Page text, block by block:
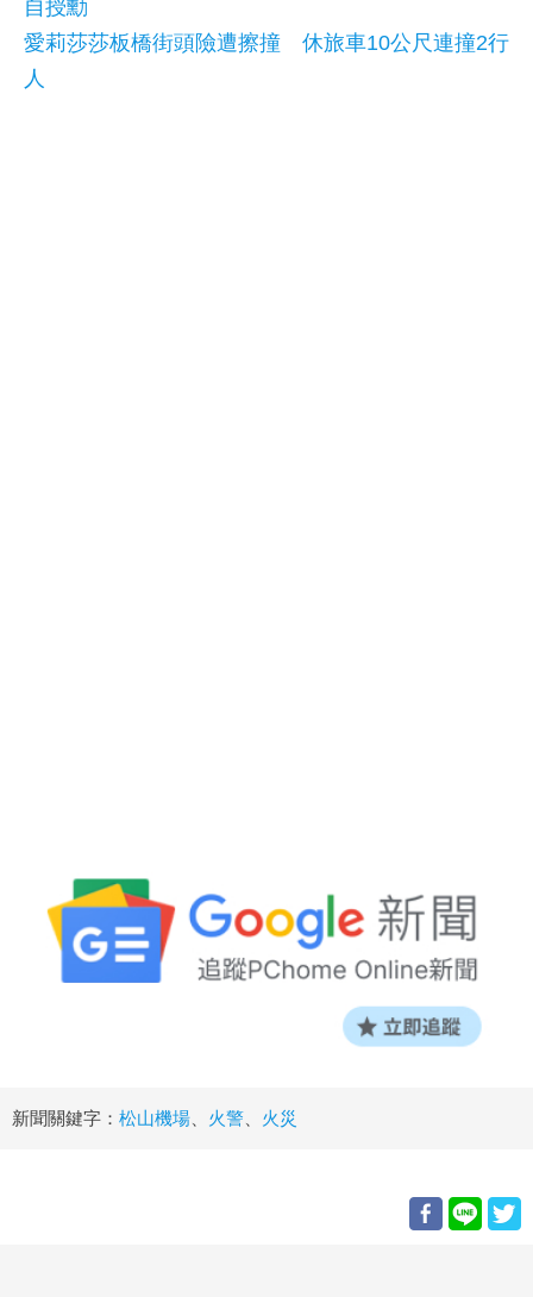
自授勳
愛莉莎莎板橋街頭險遭擦撞 休旅車10公尺連撞2行
人
新聞關鍵字： 松山機場 火警 火災